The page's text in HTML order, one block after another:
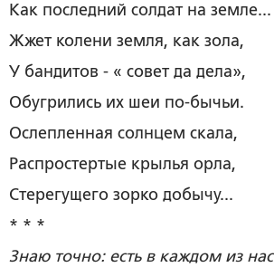
Как последний солдат на земле...
Жжет колени земля, как зола,
У бандитов ­- « совет да дела»,
Обугрились их шеи по-бычьи.
Ослепленная солнцем скала,
Распростертые крылья орла,
Стерегущего зорко добычу...
* * *
Знаю точно: есть в каждом из нас